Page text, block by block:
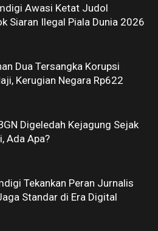
Awasi Ketat Judol
Siaran Ilegal Piala Dunia 2026
Dua Tersangka Korupsi
Kerugian Negara Rp622
Digeledah Kejagung Sejak
Ada Apa?
Tekankan Peran Jurnalis
Standar di Era Digital